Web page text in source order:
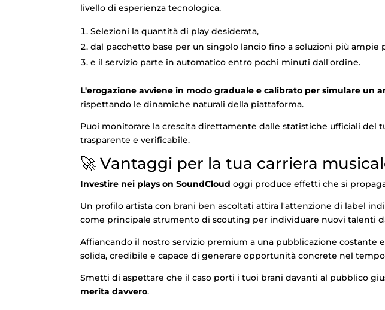
livello di esperienza tecnologica.
Selezioni la quantità di play desiderata,
dal pacchetto base per un singolo lancio fino a soluzioni più
e il servizio parte in automatico entro pochi minuti dall'ordine.
L'erogazione avviene in modo graduale e calibrato per simulare un
rispettando le dinamiche naturali della piattaforma.
Puoi monitorare la crescita direttamente dalle statistiche ufficiali del
trasparente e verificabile.
🚀 Vantaggi per la tua carriera
Investire nei plays on SoundCloud oggi produce effetti che si
Un profilo artista con brani ben ascoltati attira l'attenzione di label
come principale strumento di scouting per individuare nuovi talenti
Affiancando il nostro servizio premium a una pubblicazione costante
solida, credibile e capace di generare opportunità concrete nel
Smetti di aspettare che il caso porti i tuoi brani davanti al pubblico
merita davvero.